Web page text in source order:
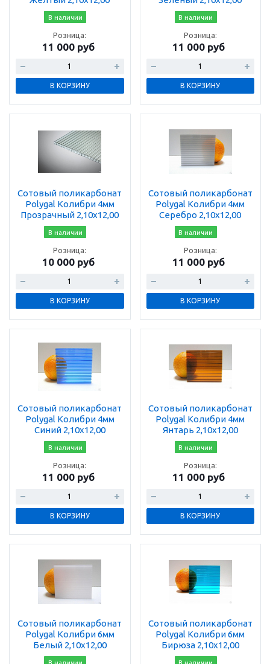
В наличии
Розница:
11 000 руб
В КОРЗИНУ
В наличии
Розница:
11 000 руб
В КОРЗИНУ
Сотовый поликарбонат
Polygal Колибри 4мм
Прозрачный 2,10x12,00
В наличии
Розница:
10 000 руб
В КОРЗИНУ
Сотовый поликарбонат
Polygal Колибри 4мм
Серебро 2,10x12,00
В наличии
Розница:
11 000 руб
В КОРЗИНУ
Сотовый поликарбонат
Polygal Колибри 4мм
Синий 2,10x12,00
В наличии
Розница:
11 000 руб
В КОРЗИНУ
Сотовый поликарбонат
Polygal Колибри 4мм
Янтарь 2,10x12,00
В наличии
Розница:
11 000 руб
В КОРЗИНУ
Сотовый поликарбонат
Polygal Колибри 6мм
Белый 2,10x12,00
В наличии
Сотовый поликарбонат
Polygal Колибри 6мм
Бирюза 2,10x12,00
В наличии